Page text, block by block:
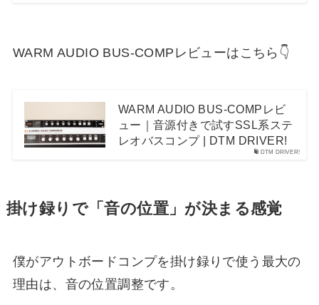
WARM AUDIO BUS-COMPレビューはこちら👇
DTM DRIVER!
WARM AUDIO BUS-COMPレビ
ュー｜音源付きで試すSSL系ステ
レオバスコンプ | DTM DRIVER!
掛け録りで「音の位置」が決まる感覚
僕がアウトボードコンプを掛け録りで使う最大の
理由は、音の位置調整です。